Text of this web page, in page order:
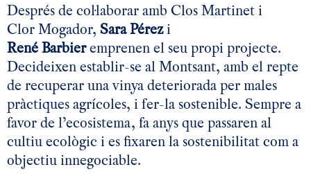
Després de col·laborar amb Clos Martinet i
ClorMogador, Sara Pérezi
RenéBarbieremprenen el seu propi projecte.
Decideixen establir-se al Montsant, amb el repte
de recuperar una vinya deteriorada per males
pràctiques agrícoles, i fer-la sostenible. Sempre a
favor de l’ecosistema, fa anys que passaren al
cultiu ecològic i es fixaren la sostenibilitat com a
objectiu innegociable.